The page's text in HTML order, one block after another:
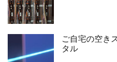
ご自宅の空き
タル